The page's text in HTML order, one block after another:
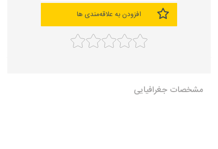
افزودن به علاقه‌مندی ها
مشخصات جغرافیایی